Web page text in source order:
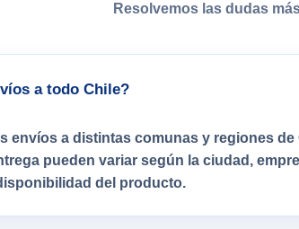
Resolvemos las dudas
a todo Chile?
envíos a distintas comunas y regiones de
pueden variar según la ciudad,
del producto.